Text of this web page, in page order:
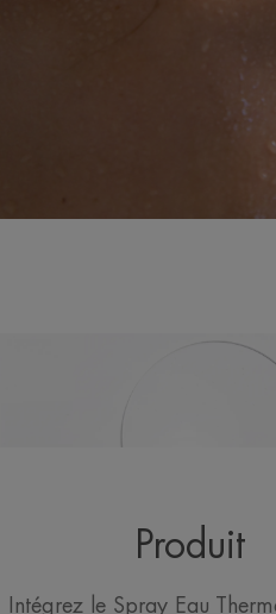
Produit
Intégrez le Spray Eau